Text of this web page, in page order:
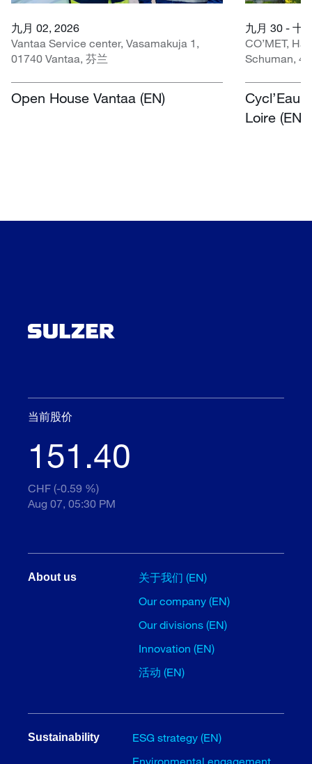
九月 02, 2026
Vantaa Service center, Vasamakuja 1,
01740 Vantaa, 芬兰
Open House Vantaa (EN)
九月 30 - 十
CO’MET,
Schuman,
Cycl’Eau
Loire (EN)
当前股价
151.40
CHF (-0.59 %)
Aug 07, 05:30 PM
About us
关于我们 (EN)
Our company (EN)
Our divisions (EN)
Innovation (EN)
活动 (EN)
Sustainability
ESG strategy (EN)
Environmental engagement